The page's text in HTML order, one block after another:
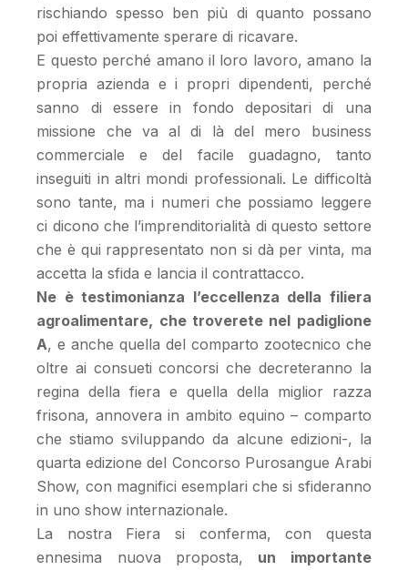
rischiando spesso ben più di quanto possano
poi effettivamente sperare di ricavare.
E questo perché amano il loro lavoro, amano la
propria azienda e i propri dipendenti, perché
sanno di essere in fondo depositari di una
missione che va al di là del mero business
commerciale e del facile guadagno, tanto
inseguiti in altri mondi professionali. Le difficoltà
sono tante, ma i numeri che possiamo leggere
ci dicono che l’imprenditorialità di questo settore
che è qui rappresentato non si dà per vinta, ma
accetta la sfida e lancia il contrattacco.
Ne è testimonianza l’eccellenza della filiera
agroalimentare, che troverete nel padiglione
A, e anche quella del comparto zootecnico che
oltre ai consueti concorsi che decreteranno la
regina della fiera e quella della miglior razza
frisona, annovera in ambito equino – comparto
che stiamo sviluppando da alcune edizioni-, la
quarta edizione del Concorso Purosangue Arabi
Show, con magnifici esemplari che si sfideranno
in uno show internazionale.
La nostra Fiera si conferma, con questa
ennesima nuova proposta, un importante